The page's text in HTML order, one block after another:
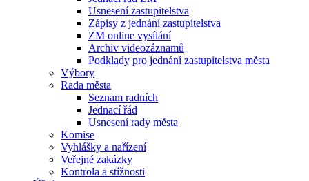
Usnesení zastupitelstva
Zápisy z jednání zastupitelstva
ZM online vysílání
Archiv videozáznamů
Podklady pro jednání zastupitelstva města
Výbory
Rada města
Seznam radních
Jednací řád
Usnesení rady města
Komise
Vyhlášky a nařízení
Veřejné zakázky
Kontrola a stížnosti